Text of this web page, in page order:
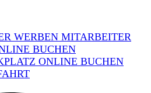
WERBEN MITARBEITER
BUCHEN
ONLINE BUCHEN